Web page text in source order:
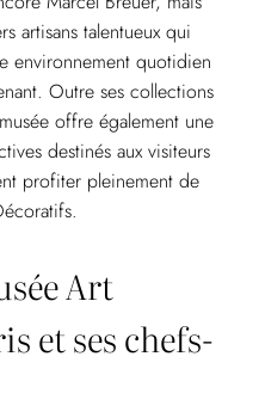
artisans talentueux qui
environnement quotidien
Outre ses collections
offre également une
destinés aux visiteurs
profiter pleinement de
Art
et ses chefs-